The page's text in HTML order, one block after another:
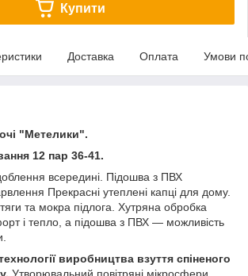
Купити
Доставка Оплата Умови
"Метелики".
12 пар 36-41.
всередині. Підошва з ПВХ
Прекрасні утеплені капці для дому.
та мокра підлога. Хутряна обробка
і тепло, а підошва з ПВХ — можливість
виробництва взуття спіненого
Утворювальний повітряні мікросфери